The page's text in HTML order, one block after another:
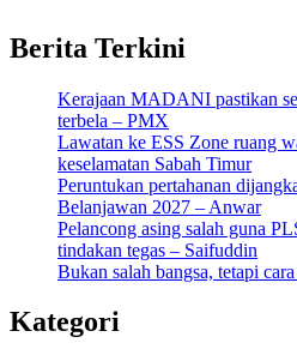
Berita Terkini
Kerajaan MADANI pastikan
terbela – PMX
Lawatan ke ESS Zone ruang
keselamatan Sabah Timur
Peruntukan pertahanan
Belanjawan 2027 – Anwar
Pelancong asing salah guna
tindakan tegas – Saifuddin
Bukan salah bangsa, tetapi
Kategori